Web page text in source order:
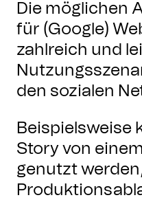
Die möglichen
für (Google)
zahlreich und
den sozialen
Beispielsweise
Story von
genutzt